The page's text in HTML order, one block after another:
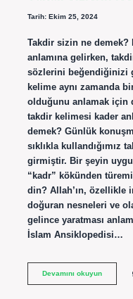
Tarih: Ekim 25, 2024
Takdir sizin ne demek?
anlamına gelirken,
sözlerini beğendiğinizi
kelime aynı zamanda
olduğunu anlamak için
takdir kelimesi kader
demek? Günlük
sıklıkla kullandığımız
girmiştir. Bir şeyin
“kadr” kökünden
din? Allah’ın, özellikle
doğuran nesneleri ve
gelince yaratması
İslam Ansiklopedisi…
Devamını okuyunTakdir